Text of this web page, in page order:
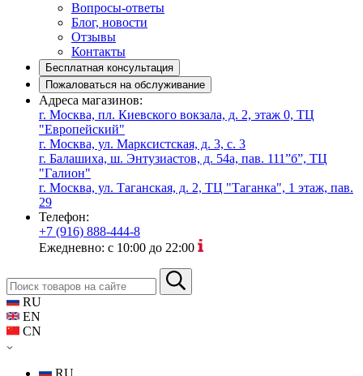
Вопросы-ответы
Блог, новости
Отзывы
Контакты
Бесплатная консультация
Пожаловаться на обслуживание
Адреса магазинов:
г. Москва, пл. Киевского вокзала, д. 2, этаж 0, ТЦ
"Европейский"
г. Москва, ул. Марксистская, д. 3, с. 3
г. Балашиха, ш. Энтузиастов, д. 54а, пав. 111”б”, ТЦ
"Галион"
г. Москва, ул. Таганская, д. 2, ТЦ "Таганка", 1 этаж, пав.
29
Телефон:
+7 (916) 888-444-8
Ежедневно: с 10:00 до 22:00
RU
EN
CN
RU